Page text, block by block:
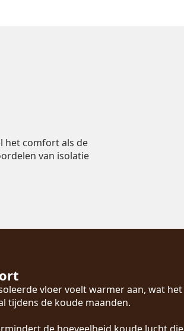
het comfort als de
van isolatie
vloer voelt warmer aan, wat het
tijdens de koude maanden.
de hoeveelheid koude lucht die